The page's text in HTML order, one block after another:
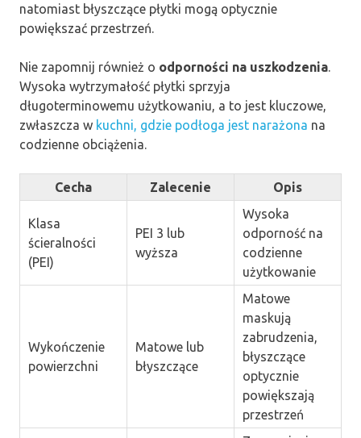
natomiast błyszczące płytki mogą optycznie
powiększać przestrzeń.
Nie zapomnij również o odporności na uszkodzenia.
Wysoka wytrzymałość płytki sprzyja
długoterminowemu użytkowaniu, a to jest kluczowe,
zwłaszcza w kuchni, gdzie podłoga jest narażona na
codzienne obciążenia.
Cecha Zalecenie Opis
Klasa
ścieralności
(PEI)
PEI 3 lub
wyższa
Wysoka
odporność na
codzienne
użytkowanie
Wykończenie
powierzchni
Matowe lub
błyszczące
Matowe
maskują
zabrudzenia,
błyszczące
optycznie
powiększają
przestrzeń